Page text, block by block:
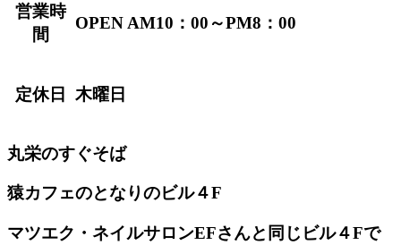
営業時
間
OPEN AM10：00～PM8：00
定休日 木曜日
丸栄のすぐそば
猿カフェのとなりのビル４F
マツエク・ネイルサロンEFさんと同じビル４Fで